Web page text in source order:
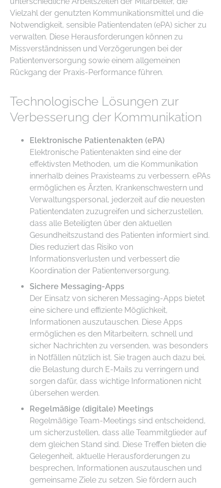
Vielzahl der genutzten Kommunikationsmittel und die
Notwendigkeit, sensible Patientendaten (ePA) sicher zu
verwalten. Diese Herausforderungen können zu
Missverständnissen und Verzögerungen bei der
Patientenversorgung sowie einem allgemeinen
Rückgang der Praxis-Performance führen.
Technologische Lösungen zur
Verbesserung der Kommunikation
Elektronische Patientenakten (ePA)
Elektronische Patientenakten sind eine der
effektivsten Methoden, um die Kommunikation
innerhalb deines Praxisteams zu verbessern. ePAs
ermöglichen es Ärzten, Krankenschwestern und
Verwaltungspersonal, jederzeit auf die neuesten
Patientendaten zuzugreifen und sicherzustellen,
dass alle Beteiligten über den aktuellen
Gesundheitszustand des Patienten informiert sind.
Dies reduziert das Risiko von
Informationsverlusten und verbessert die
Koordination der Patientenversorgung.
Sichere Messaging-Apps
Der Einsatz von sicheren Messaging-Apps bietet
eine sichere und effiziente Möglichkeit,
Informationen auszutauschen. Diese Apps
ermöglichen es den Mitarbeitern, schnell und
sicher Nachrichten zu versenden, was besonders
in Notfällen nützlich ist. Sie tragen auch dazu bei,
die Belastung durch E-Mails zu verringern und
sorgen dafür, dass wichtige Informationen nicht
übersehen werden.
Regelmäßige (digitale) Meetings
Regelmäßige Team-Meetings sind entscheidend,
um sicherzustellen, dass alle Teammitglieder auf
dem gleichen Stand sind. Diese Treffen bieten die
Gelegenheit, aktuelle Herausforderungen zu
besprechen, Informationen auszutauschen und
gemeinsame Ziele zu setzen. Sie fördern auch